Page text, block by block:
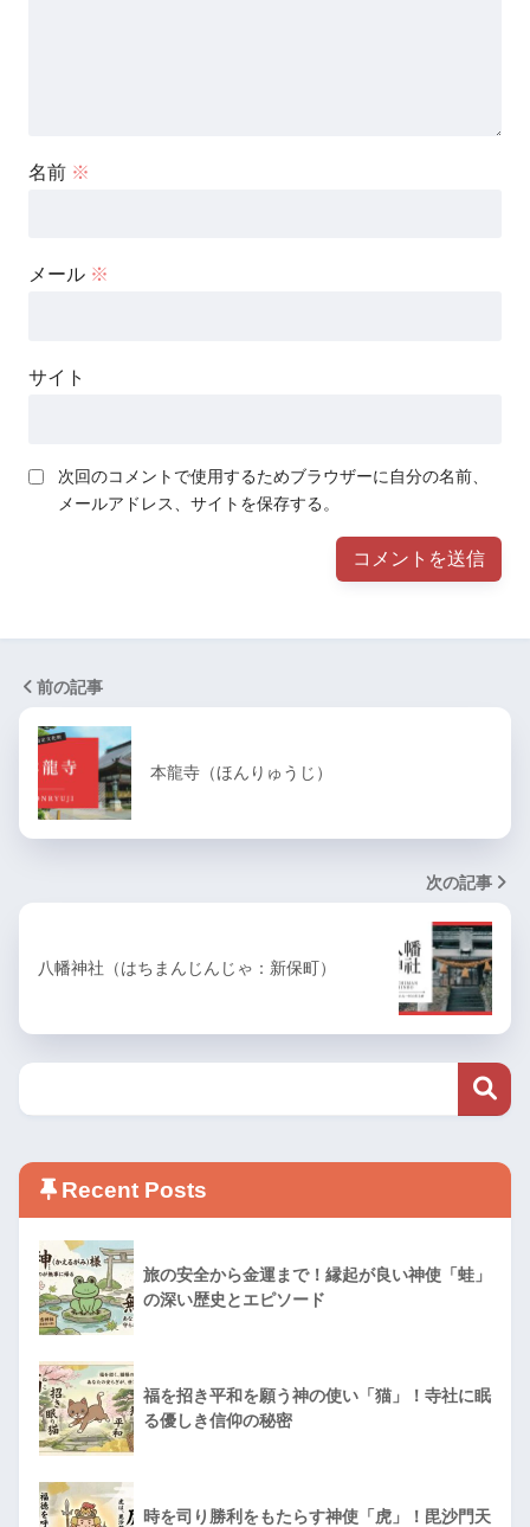
名前 ※
メール ※
サイト
次回のコメントで使用するためブラウザーに自分の名前、
メールアドレス、サイトを保存する。
前の記事
本龍寺（ほんりゅうじ）
次の記事
八幡神社（はちまんじんじゃ：新保町）
Recent Posts
旅の安全から金運まで！縁起が良い神使「蛙」
の深い歴史とエピソード
福を招き平和を願う神の使い「猫」！寺社に眠
る優しき信仰の秘密
時を司り勝利をもたらす神使「虎」！毘沙門天